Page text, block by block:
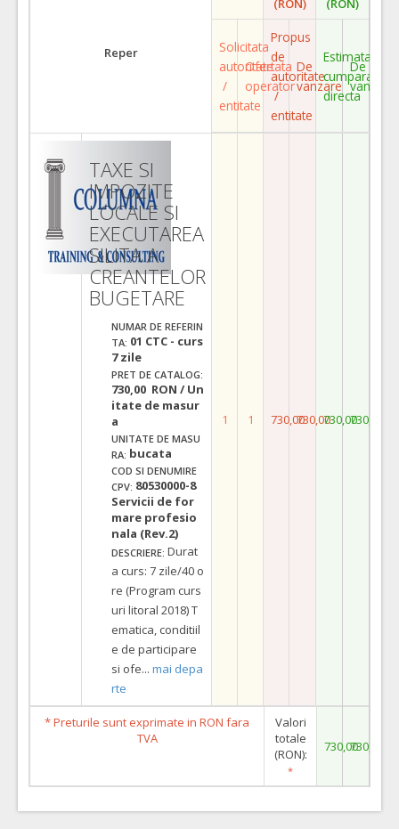
Reper
Solicitata
autoritate
/
entitate
Ofertata
operator
Propus
de
autoritate
/
entitate
De
vanzare
Estimata
cumparare
directa
De
vanzare
TAXE SI
IMPOZITE
LOCALE SI
EXECUTAREA
SILITA A
CREANTELOR
BUGETARE
NUMAR DE REFERIN
TA: 01 CTC - curs
7 zile
PRET DE CATALOG:
730,00 RON / Un
itate de masur
a
UNITATE DE MASU
RA: bucata
COD SI DENUMIRE
CPV: 80530000-8
Servicii de for
mare profesio
nala (Rev.2)
DESCRIERE: Durat
a curs: 7 zile/40 o
re (Program curs
uri litoral 2018) T
ematica, conditiil
e de participare
si ofe... mai depa
rte
1 1 730,00730,00730,00730,00
* Preturile sunt exprimate in RON fara
TVA
Valori
totale
(RON):
*
730,00730,00